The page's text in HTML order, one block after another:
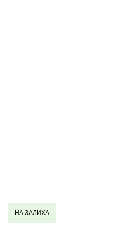
НА ЗАЛИХА